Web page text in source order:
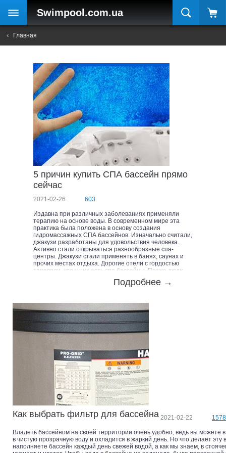
Swimpool .com.ua
Главная
5 причин купить СПА бассейн прямо
сейчас
2021-02-26 603
Издавна при различных заболеваниях применяли
терапию на основе воды. В современном мире эта
практика была положена в основу создания
гидромассажных СПА бассейнов. Изначально считали,
джакузи разработаны для удовольствия человека.
Активно стали открываться разнообразные спа-
центры. Джакузи стали применять в банях, саунах и
прочих местах отдыха. Дорогие отели с гордостью
заявляли, что у них есть спа бассейны. Позже люди
поняли, что кроме обычного релакса, спа бассейн –
это непревзойдённый источник энергии для всей
также идеальный подарк для любимого человека. Вы
можете установить у себя дома джакузи, которые
будут в разы лучше и функциональнее общественных.
Да и гигиеничность домашних водных процедур
Основные принципы выбора гидромассажного СПА
бассейна.
Вы можете для себя подобрать разные типы
гидромассажных спа бассейнов, опираясь на их
характеристики. В современных спа устанавливают от
1 до 5 односкоростных или двухскоростных мощных
насосов и около 15 гидромассажных форсунок.
Форсунки бывают нескольких видов:
Ротационные – их задача создавать вихревую струю;
Импульсные – предназначены для достижения
эффекта вибрации;
Прямые – форсунки глубокого воздействия;
Кластерные или мультимассажные – создают эффект
«тысячи пальчиков».
Подробнее →
Как выбрать фильтр для бассейна 2021-02-22 1578
Владеть бассейном на своей территории очень удобно, ведь вы можете
в чистую прозрачную воду и охладится в жаркий день. Но что делает эту
наполняете бассейн каждый день свежей водой, а как мы знаем, в